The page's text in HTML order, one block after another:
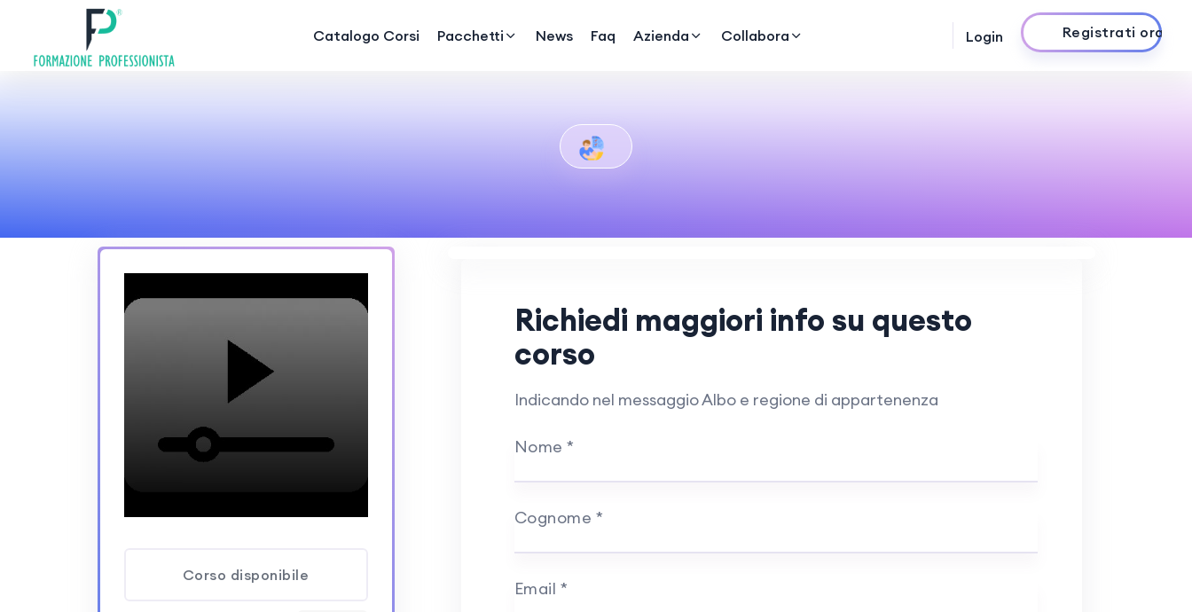
Catalogo Corsi Pacchetti News Faq Azienda Collabora Login Registrati ora
Corso disponibile
Richiedi maggiori info su questo
corso
Indicando nel messaggio Albo e regione di appartenenza
Nome *
Cognome *
Email *